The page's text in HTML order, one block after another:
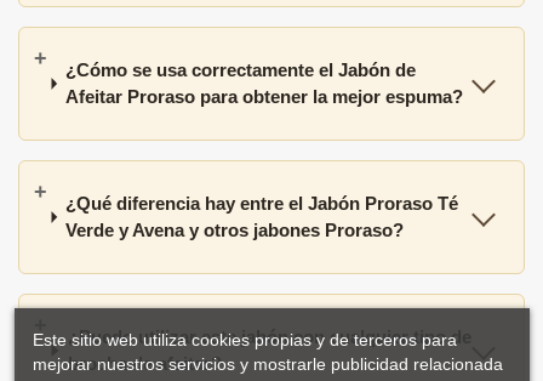
¿Cómo se usa correctamente el Jabón de
Afeitar Proraso para obtener la mejor espuma?
¿Qué diferencia hay entre el Jabón Proraso Té
Verde y Avena y otros jabones Proraso?
¿Puedo utilizar este jabón con cualquier tipo de
brocha de afeitar?
Este sitio web utiliza cookies propias y de terceros para
mejorar nuestros servicios y mostrarle publicidad relacionada